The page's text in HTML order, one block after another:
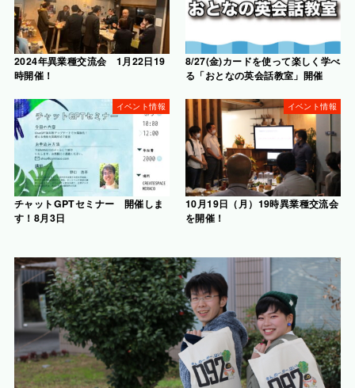
2024年異業種交流会 1月22日19
時開催！
8/27(金)カードを使って楽しく学べ
る「おとなの英会話教室」開催
イベント情報
チャットGPTセミナー 開催しま
す！8月3日
イベント情報
10月19日（月）19時異業種交流会
を開催！